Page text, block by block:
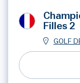
Filles 2
GOLF